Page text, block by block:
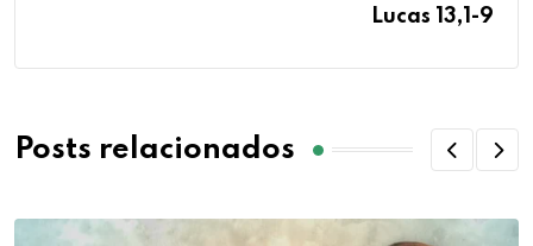
Lucas 13,1-9
Posts relacionados